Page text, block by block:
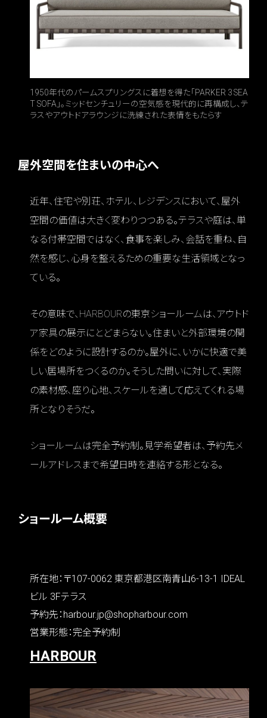
1950年代のパームスプリングスに着想を得た「PARKER 3 SEA
T SOFA」。ミッドセンチュリーの空気感を現代的に再構成し、テ
ラスやアウトドアラウンジに洗練された表情をもたらす
屋外空間を住まいの中心へ
近年、住宅や別荘、ホテル、レジデンスにおいて、屋外
空間の価値は大きく変わりつつある。テラスや庭は、単
なる付帯空間ではなく、食事を楽しみ、会話を重ね、自
然を感じ、心身を整えるための重要な生活領域となっ
ている。
その意味で、HARBOURの東京ショールームは、アウトド
ア家具の展示にとどまらない。住まいと外部環境の関
係をどのように設計するのか。屋外に、いかに快適で美
しい居場所をつくるのか。そうした問いに対して、実際
の素材感、座り心地、スケールを通して応えてくれる場
所となりそうだ。
ショールームは完全予約制。見学希望者は、予約先メ
ールアドレスまで希望日時を連絡する形となる。
ショールーム概要
所在地：〒107-0062 東京都港区南青山6-13-1 IDEAL
ビル 3Fテラス
予約先：harbour.jp@shopharbour.com
営業形態：完全予約制
HARBOUR